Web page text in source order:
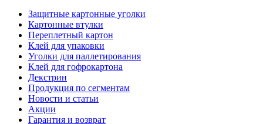
Защитные картонные уголки
Картонные втулки
Переплетный картон
Клей для упаковки
Уголки для паллетирования
Клей для гофрокартона
Декстрин
Продукция по сегментам
Новости и статьи
Акции
Гарантия и возврат